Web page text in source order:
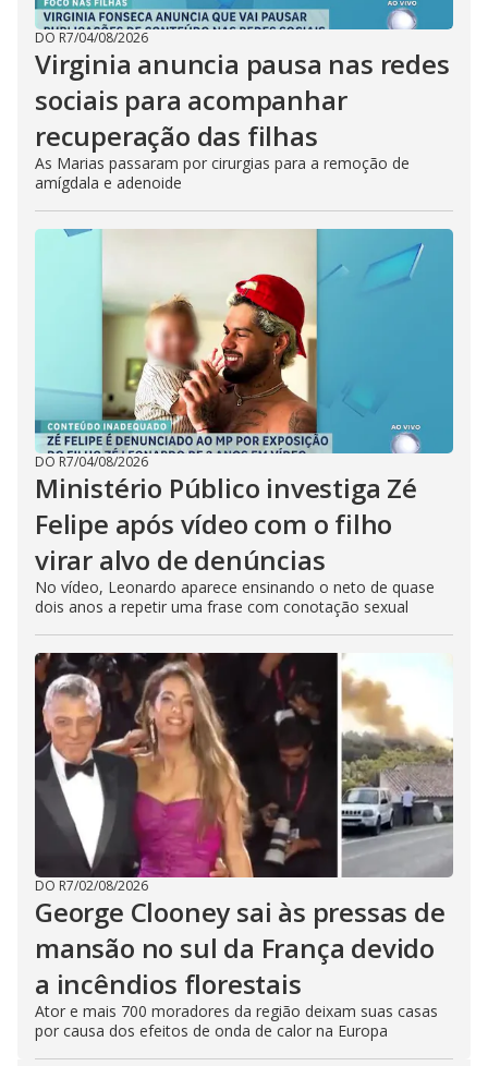
DO R7/04/08/2026
Virginia anuncia pausa nas redes
sociais para acompanhar
recuperação das filhas
As Marias passaram por cirurgias para a remoção de
amígdala e adenoide
DO R7/04/08/2026
Ministério Público investiga Zé
Felipe após vídeo com o filho
virar alvo de denúncias
No vídeo, Leonardo aparece ensinando o neto de quase
dois anos a repetir uma frase com conotação sexual
DO R7/02/08/2026
George Clooney sai às pressas de
mansão no sul da França devido
a incêndios florestais
Ator e mais 700 moradores da região deixam suas casas
por causa dos efeitos de onda de calor na Europa